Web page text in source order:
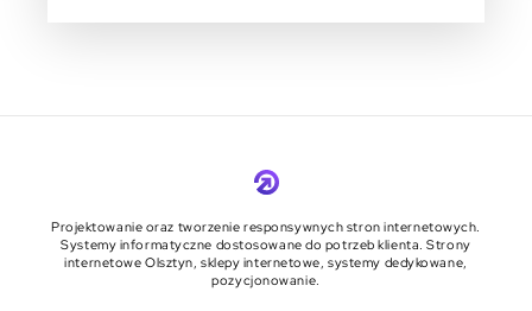
Projektowanie oraz tworzenie responsywnych stron internetowych.
Systemy informatyczne dostosowane do potrzeb klienta. Strony
internetowe Olsztyn, sklepy internetowe, systemy dedykowane,
pozycjonowanie.